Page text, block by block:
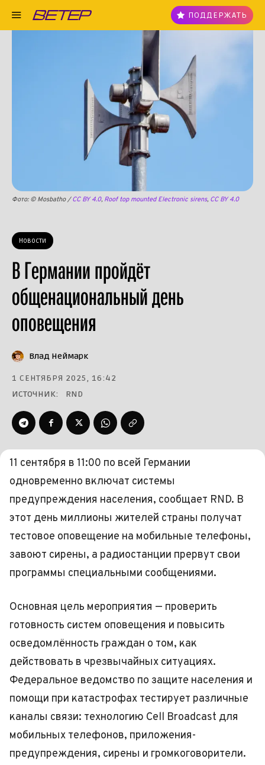
ПОДДЕРЖАТЬ
Новости
В Германии пройдёт
общенациональный день
оповещения
Фото: © Mosbatho /CC BY 4.0, Roof top mounted Electronic sirens, CC BY 4.0
Влад Неймарк
1 СЕНТЯБРЯ 2025, 16:42
ИСТОЧНИК:
RND
11 сентября в 11:00 по всей Германии
одновременно включат системы
предупреждения населения, сообщает RND. В
этот день миллионы жителей страны получат
тестовое оповещение на мобильные телефоны,
завоют сирены, а радиостанции прервут свои
программы специальными сообщениями.
Основная цель мероприятия — проверить
готовность систем оповещения и повысить
осведомлённость граждан о том, как
действовать в чрезвычайных ситуациях.
Федеральное ведомство по защите населения и
помощи при катастрофах тестирует различные
каналы связи: технологию Cell Broadcast для
мобильных телефонов, приложения-
предупреждения, сирены и громкоговорители.